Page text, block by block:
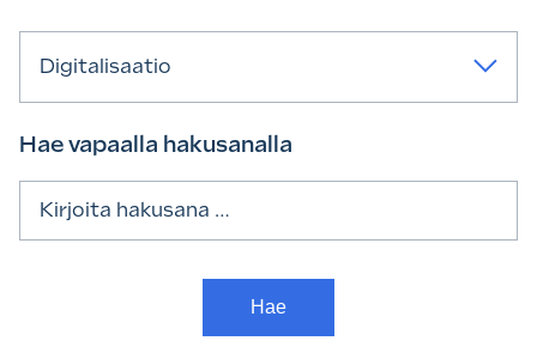
Digitalisaatio
Hae vapaalla hakusanalla